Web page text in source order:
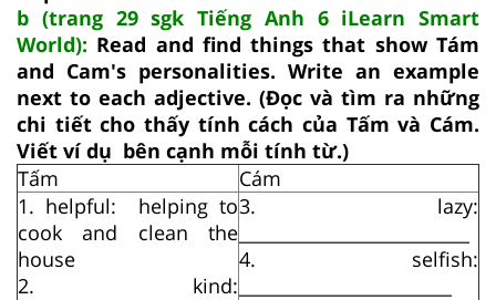
b (trang 29 sgk Tiếng Anh 6 iLearn Smart
World): Read and find things that show Tám
and Cam's personalities. Write an example
next to each adjective. (Đọc và tìm ra những
chi tiết cho thấy tính cách của Tấm và Cám.
Viết ví dụ bên cạnh mỗi tính từ.)
Tấm
Cám
1. helpful: helping to
cook and clean the
house
2. kind:
3. lazy:
4. selfish: